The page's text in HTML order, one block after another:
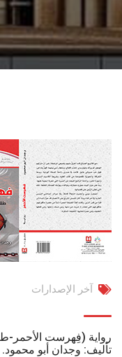
آخر الإصدارات
رواية (فِهرست الأحمر-
تأليف: وجدان أبو محمود.